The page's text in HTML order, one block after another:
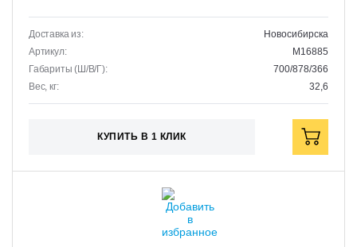
Доставка из:
Новосибирска
Артикул:
M16885
Габариты (Ш/В/Г):
700/878/366
Вес, кг:
32,6
КУПИТЬ В 1 КЛИК